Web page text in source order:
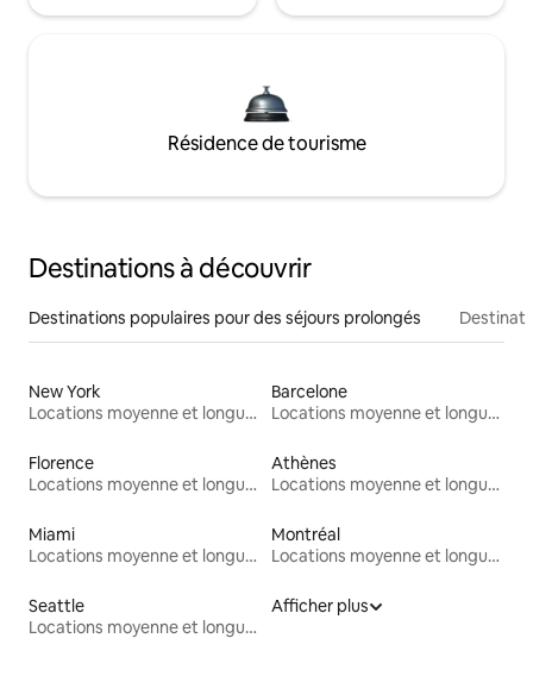
Résidence de tourisme
Destinations à découvrir
Destinations populaires pour des séjours prolongés
New York
Locations moyenne et longue durée
Barcelone
Locations moyenne et longue durée
Florence
Locations moyenne et longue durée
Athènes
Locations moyenne et longue durée
Miami
Locations moyenne et longue durée
Montréal
Locations moyenne et longue durée
Seattle
Locations moyenne et longue durée
Afficher plus